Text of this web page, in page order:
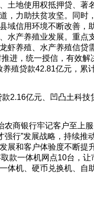
土地使用权抵押贷、著
，力助扶贫攻坚。同时
域信用环境不断改善，
水产养殖业发展。重点
虾养殖、水产养殖信贷
进，统一授信，有效解
殖贷款42.81亿元，累
2.16亿元、凹凸土科技
商银行牢记客户至上服
行”发展战略，持续推
展和客户体验度不断提
款一体机网点10台，
体机、硬币兑换机、自